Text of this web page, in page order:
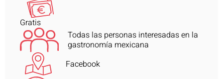
Gratis
Todas las personas interesadas en la
gastronomía mexicana
Facebook